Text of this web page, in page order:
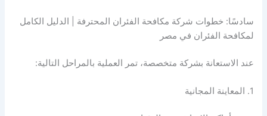
سادسًا: خطوات شركة مكافحة الفئران المحترفة | الدليل الكامل
لمكافحة الفئران في مصر
عند الاستعانة بشركة متخصصة، تمر العملية بالمراحل التالية:
1. المعاينة المجانية